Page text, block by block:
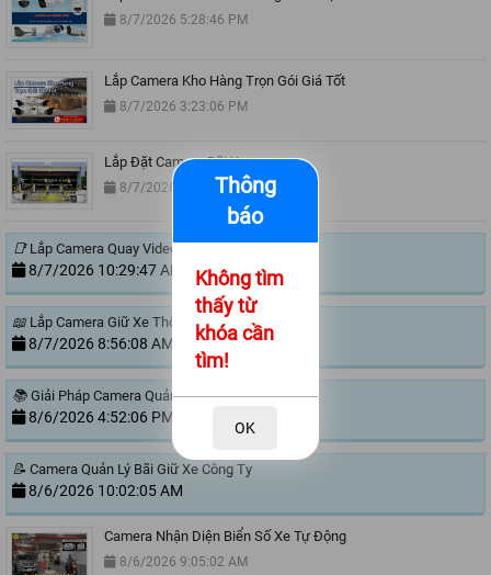
Thông
báo
Không tìm
thấy từ
khóa cần
tìm!
OK
8/7/2026 5:28:46 PM
Lắp Camera Kho Hàng Trọn Gói Giá Tốt
8/7/2026 3:23:06 PM
Lắp Đặt Camera Bãi Xe
8/7/2026 11:00:51 AM
📑 Lắp Camera Quay Video Đóng Hàng Ngoài Sàn
8/7/2026 10:29:47 AM
📖 Lắp Camera Giữ Xe Thông Minh
8/7/2026 8:56:08 AM
📚 Giải Pháp Camera Quản Lý Bãi Xe Trường Học
8/6/2026 4:52:06 PM
📝 Camera Quản Lý Bãi Giữ Xe Công Ty
8/6/2026 10:02:05 AM
Camera Nhận Diện Biển Số Xe Tự Động
8/6/2026 9:05:02 AM